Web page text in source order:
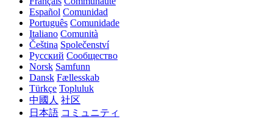
Español Comunidad
Português Comunidade
Italiano Comunità
Čeština Společenství
Русский Сообщество
Norsk Samfunn
Dansk Fællesskab
Türkçe Topluluk
中國人 社区
日本語 コミュニティ